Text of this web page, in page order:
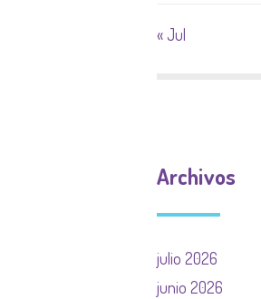
« Jul
Archivos
julio 2026
junio 2026